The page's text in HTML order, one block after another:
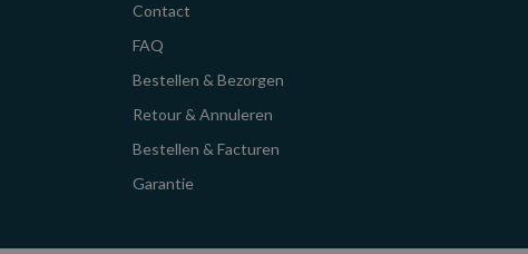
Contact
FAQ
Bestellen & Bezorgen
Retour & Annuleren
Bestellen & Facturen
Garantie